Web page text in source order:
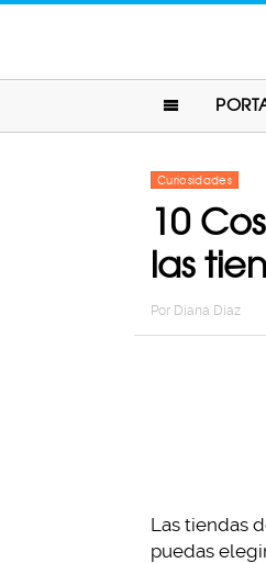
Curiosidades
10
las
Por Diana Diaz
Las tiendas
puedas